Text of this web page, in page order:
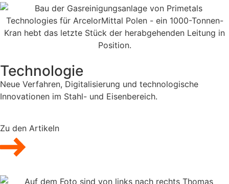
Technologie
Neue Verfahren, Digitalisierung und technologische
Innovationen im Stahl- und Eisenbereich.
Zu den Artikeln